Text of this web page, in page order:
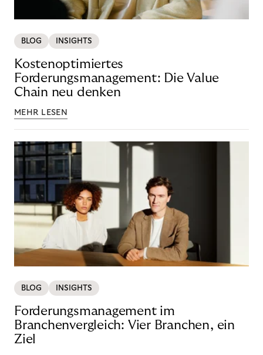
BLOG INSIGHTS
Kostenoptimiertes
Forderungsmanagement: Die Value
Chain neu denken
MEHR LESEN
BLOG INSIGHTS
Forderungsmanagement im
Branchenvergleich: Vier Branchen, ein
Ziel